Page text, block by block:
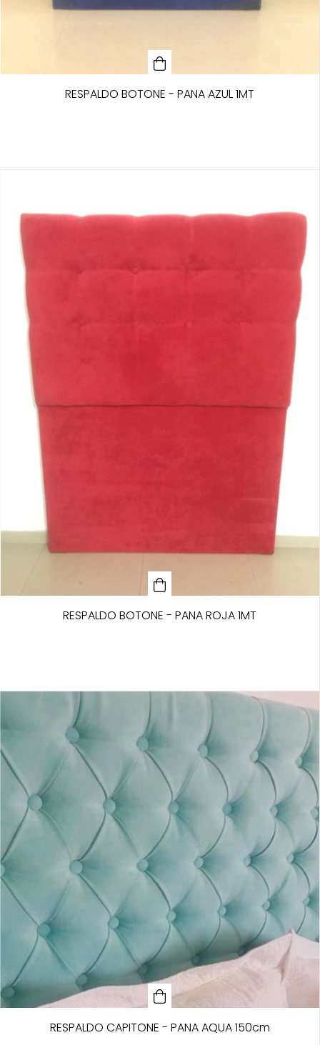
RESPALDO BOTONE - PANA AZUL 1MT
RESPALDO BOTONE - PANA ROJA 1MT
RESPALDO CAPITONE - PANA AQUA 150cm